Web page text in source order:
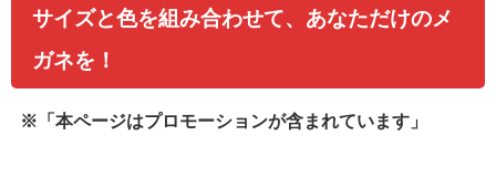
サイズと色を組み合わせて、あなただけのメ
ガネを！
※「本ページはプロモーションが含まれています」